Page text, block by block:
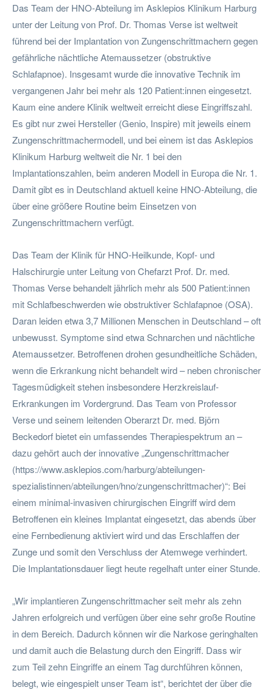
Das Team der HNO-Abteilung im Asklepios Klinikum Harburg
unter der Leitung von Prof. Dr. Thomas Verse ist weltweit
führend bei der Implantation von Zungenschrittmachern gegen
gefährliche nächtliche Atemaussetzer (obstruktive
Schlafapnoe). Insgesamt wurde die innovative Technik im
vergangenen Jahr bei mehr als 120 Patient:innen eingesetzt.
Kaum eine andere Klinik weltweit erreicht diese Eingriffszahl.
Es gibt nur zwei Hersteller (Genio, Inspire) mit jeweils einem
Zungenschrittmachermodell, und bei einem ist das Asklepios
Klinikum Harburg weltweit die Nr. 1 bei den
Implantationszahlen, beim anderen Modell in Europa die Nr. 1.
Damit gibt es in Deutschland aktuell keine HNO-Abteilung, die
über eine größere Routine beim Einsetzen von
Zungenschrittmachern verfügt.
Das Team der Klinik für HNO-Heilkunde, Kopf- und
Halschirurgie unter Leitung von Chefarzt Prof. Dr. med.
Thomas Verse behandelt jährlich mehr als 500 Patient:innen
mit Schlafbeschwerden wie obstruktiver Schlafapnoe (OSA).
Daran leiden etwa 3,7 Millionen Menschen in Deutschland – oft
unbewusst. Symptome sind etwa Schnarchen und nächtliche
Atemaussetzer. Betroffenen drohen gesundheitliche Schäden,
wenn die Erkrankung nicht behandelt wird – neben chronischer
Tagesmüdigkeit stehen insbesondere Herzkreislauf-
Erkrankungen im Vordergrund. Das Team von Professor
Verse und seinem leitenden Oberarzt Dr. med. Björn
Beckedorf bietet ein umfassendes Therapiespektrum an –
dazu gehört auch der innovative „Zungenschrittmacher
(https://www.asklepios.com/harburg/abteilungen-
spezialistinnen/abteilungen/hno/zungenschrittmacher)“: Bei
einem minimal-invasiven chirurgischen Eingriff wird dem
Betroffenen ein kleines Implantat eingesetzt, das abends über
eine Fernbedienung aktiviert wird und das Erschlaffen der
Zunge und somit den Verschluss der Atemwege verhindert.
Die Implantationsdauer liegt heute regelhaft unter einer Stunde.
„Wir implantieren Zungenschrittmacher seit mehr als zehn
Jahren erfolgreich und verfügen über eine sehr große Routine
in dem Bereich. Dadurch können wir die Narkose geringhalten
und damit auch die Belastung durch den Eingriff. Dass wir
zum Teil zehn Eingriffe an einem Tag durchführen können,
belegt, wie eingespielt unser Team ist“, berichtet der über die